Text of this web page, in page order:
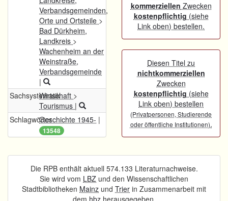
Verbandsgemeinden,
Orte und Ortsteile >
Bad Dürkheim,
Landkreis >
Wachenheim an der
Weinstraße,
Verbandsgemeinde
|
Sachsystematik
Wirtschaft >
Tourismus |
SchlagwörterGeschichte 1945- |
13548
kommerziellen Zwecken
kostenpflichtig (siehe
Link oben) bestellen.
Diesen Titel zu
nichtkommerziellen
Zwecken
kostenpflichtig (siehe
Link oben) bestellen
(Privatpersonen, Studierende
oder öffentliche Institutionen).
Die RPB enthält aktuell 574.133 Literaturnachweise.
Sie wird vom LBZ und den Wissenschaftlichen
Stadtbibliotheken Mainz und Trier in Zusammenarbeit mit
dem hbzherausgegeben.